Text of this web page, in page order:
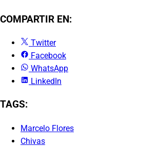
COMPARTIR EN:
Twitter
Facebook
WhatsApp
LinkedIn
TAGS:
Marcelo Flores
Chivas